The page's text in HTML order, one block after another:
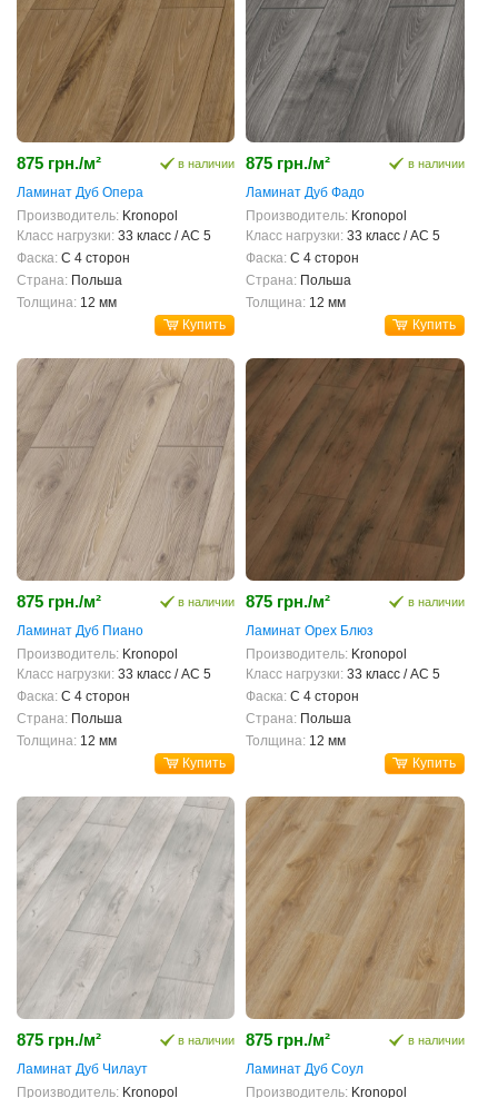
875 грн./м² в наличии
Ламинат Дуб Опера
Производитель: Kronopol
Класс нагрузки: 33 класс / AC 5
Фаска: С 4 сторон
Страна: Польша
Толщина: 12 мм
Купить
875 грн./м² в наличии
Ламинат Дуб Фадо
Производитель: Kronopol
Класс нагрузки: 33 класс / AC 5
Фаска: С 4 сторон
Страна: Польша
Толщина: 12 мм
Купить
875 грн./м² в наличии
Ламинат Дуб Пиано
Производитель: Kronopol
Класс нагрузки: 33 класс / AC 5
Фаска: С 4 сторон
Страна: Польша
Толщина: 12 мм
Купить
875 грн./м² в наличии
Ламинат Орех Блюз
Производитель: Kronopol
Класс нагрузки: 33 класс / AC 5
Фаска: С 4 сторон
Страна: Польша
Толщина: 12 мм
Купить
875 грн./м² в наличии
Ламинат Дуб Чилаут
Производитель: Kronopol
875 грн./м² в наличии
Ламинат Дуб Соул
Производитель: Kronopol